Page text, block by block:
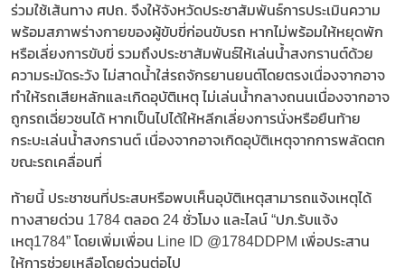
ร่วมใช้เส้นทาง ศปถ. จึงให้จังหวัดประชาสัมพันธ์การประเมินความ
พร้อมสภาพร่างกายของผู้ขับขี่ก่อนขับรถ หากไม่พร้อมให้หยุดพัก
หรือเลี่ยงการขับขี่ รวมถึงประชาสัมพันธ์ให้เล่นน้ำสงกรานต์ด้วย
ความระมัดระวัง ไม่สาดน้ำใส่รถจักรยานยนต์โดยตรงเนื่องจากอาจ
ทำให้รถเสียหลักและเกิดอุบัติเหตุ ไม่เล่นน้ำกลางถนนเนื่องจากอาจ
ถูกรถเฉี่ยวชนได้ หากเป็นไปได้ให้หลีกเลี่ยงการนั่งหรือยืนท้าย
กระบะเล่นน้ำสงกรานต์ เนื่องจากอาจเกิดอุบัติเหตุจากการพลัดตก
ขณะรถเคลื่อนที่
ท้ายนี้ ประชาชนที่ประสบหรือพบเห็นอุบัติเหตุสามารถแจ้งเหตุได้
ทางสายด่วน 1784 ตลอด 24 ชั่วโมง และไลน์ “ปภ.รับแจ้ง
เหตุ1784” โดยเพิ่มเพื่อน Line ID @1784DDPM เพื่อประสาน
ให้การช่วยเหลือโดยด่วนต่อไป